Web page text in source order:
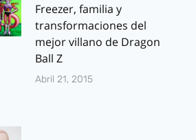
Freezer, familia y
transformaciones del
mejor villano de Dragon
Ball Z
Abril 21, 2015